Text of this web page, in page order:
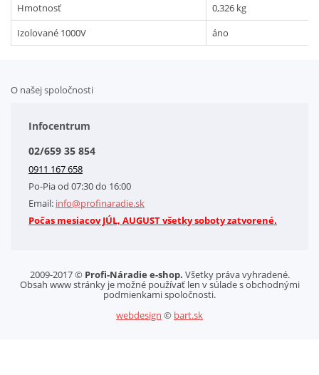
Hmotnosť
0,326 kg
Izolované 1000V
áno
O našej spoločnosti
Obchodné podmienky
Kontakt
Letáky na stiahnutie
GDPR-Informácie o spracovaní osobných údajov HQ Tools, spol. s r. o.
Cookies
Infocentrum
02/659 35 854
0911 167 658
Po-Pia od 07:30 do 16:00
Email: info@profinaradie.sk
Počas mesiacov JÚL, AUGUST všetky soboty zatvorené.
2009-2017 © Profi-Náradie e-shop. Všetky práva vyhradené.
Obsah www stránky je možné používať len v súlade s obchodnými
podmienkami spoločnosti.
webdesign © bart.sk